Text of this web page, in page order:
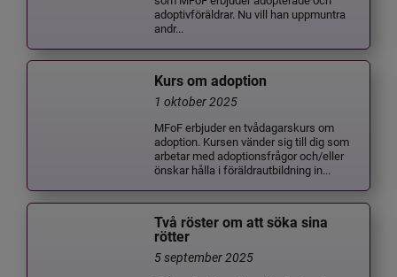
adoptivföräldrar. Nu vill han uppmuntra
andr...
Kurs om adoption
1 oktober 2025
MFoF erbjuder en tvådagarskurs om
adoption. Kursen vänder sig till dig som
arbetar med adoptionsfrågor och/eller
önskar hålla i föräldrautbildning in...
Två röster om att söka sina
rötter
5 september 2025